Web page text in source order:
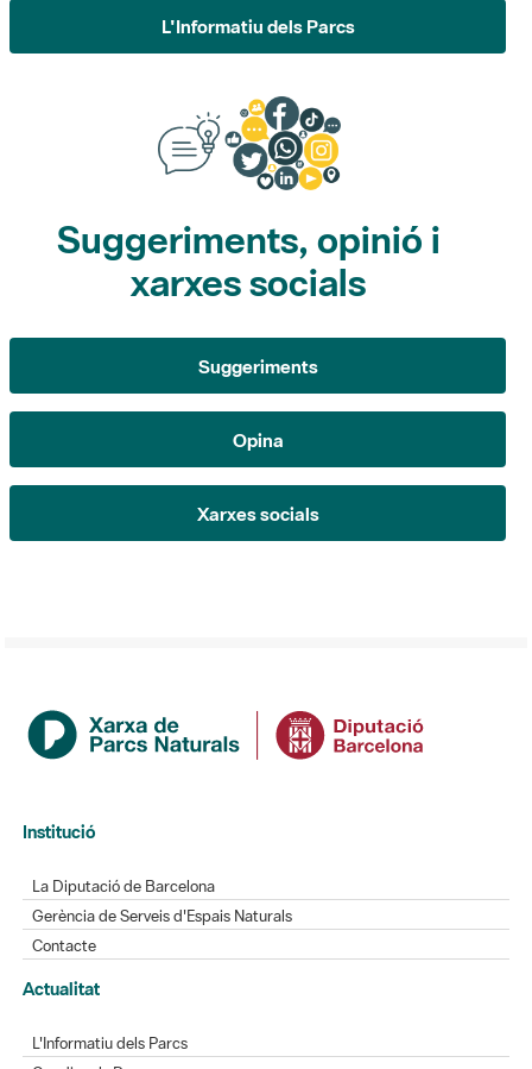
Suggeriments, opinió i
xarxes socials
Suggeriments
Opina
Xarxes socials
Institució
Gerència de Serveis d'Espais Naturals
Actualitat
L'Informatiu dels Parcs
Gaudim als Parcs